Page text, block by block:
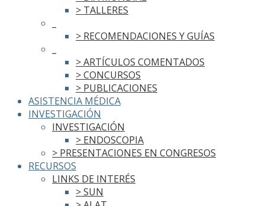
> TALLERES
> RECOMENDACIONES Y GUÍAS
> ARTÍCULOS COMENTADOS
> CONCURSOS
> PUBLICACIONES
ASISTENCIA MÉDICA
INVESTIGACIÓN
INVESTIGACIÓN
> ENDOSCOPIA
> PRESENTACIONES EN CONGRESOS
RECURSOS
LINKS DE INTERÉS
> SUN